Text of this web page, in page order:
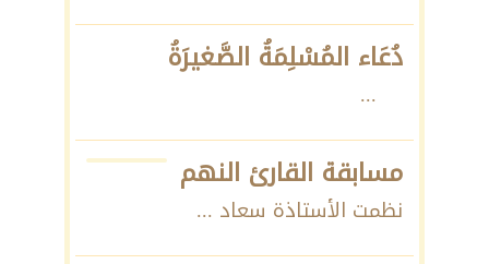
دُعَاء المُسْلِمَةُ الصَّغيرَةُ
...
مسابقة القارئ النهم
نظمت الأستاذة سعاد ...